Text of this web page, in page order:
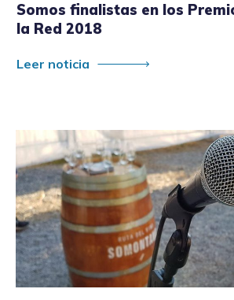
Somos finalistas en los
la Red 2018
Leer noticia